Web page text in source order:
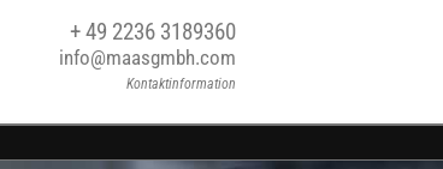
+ 49 2236 3189360
info@maasgmbh.com
Kontaktinformation